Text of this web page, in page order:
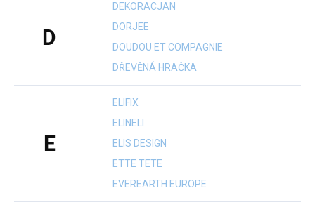
D
DEKORACJAN
DORJEE
DOUDOU ET COMPAGNIE
DŘEVĚNÁ HRAČKA
E
ELIFIX
ELINELI
ELIS DESIGN
ETTE TETE
EVEREARTH EUROPE